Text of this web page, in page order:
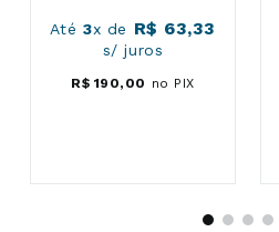
Até3x de R$ 63,33
s/ juros
R$ 190, 00 no PIX